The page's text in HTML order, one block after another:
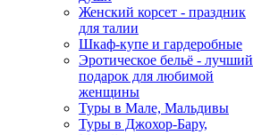
Женский корсет - праздник
для талии
Шкаф-купе и гардеробные
Эротическое бельё - лучший
подарок для любимой
женщины
Туры в Мале, Мальдивы
Туры в Джохор-Бару,